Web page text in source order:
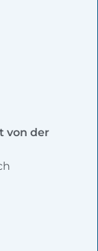
von der